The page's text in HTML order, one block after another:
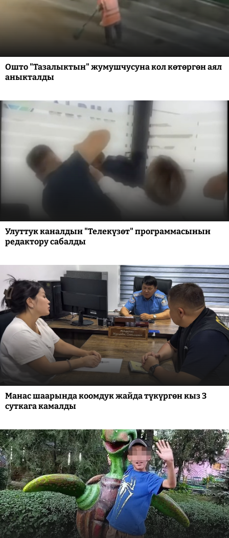
Ошто "Тазалыктын" жумушчусуна кол көтөргөн аял
аныкталды
Улуттук каналдын "Телекүзөт" программасынын
редактору сабалды
Манас шаарында коомдук жайда түкүргөн кыз 3
суткага камалды